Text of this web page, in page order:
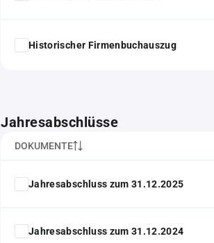
Historischer Firmenbuchauszug
Jahresabschlüsse
DOKUMENTE
Jahresabschluss zum 31.12.2025
Jahresabschluss zum 31.12.2024